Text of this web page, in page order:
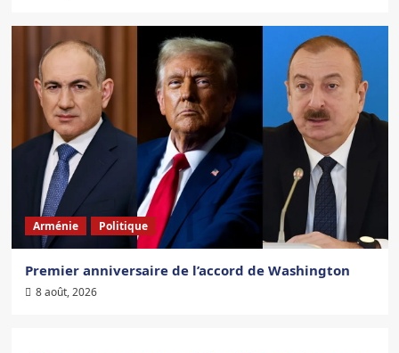
Arménie Politique
Premier anniversaire de l’accord de Washington
8 août, 2026